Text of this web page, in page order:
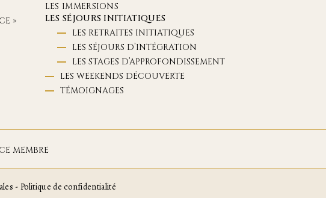
»
LES IMMERSIONS
LES SÉJOURS INITIATIQUES
LES RETRAITES INITIATIQUES
LES SÉJOURS D’INTÉGRATION
LES STAGES D’APPROFONDISSEMENT
LES WEEKENDS DÉCOUVERTE
TÉMOIGNAGES
MEMBRE
- Politique de confidentialité